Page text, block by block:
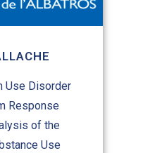
Use Disorder
Response
of the
Use